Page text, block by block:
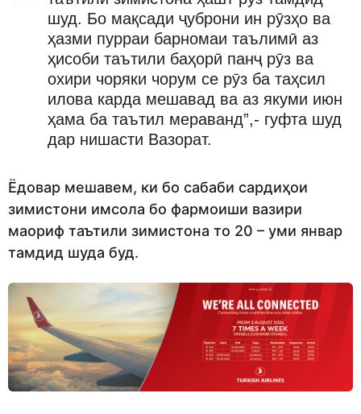
шуд. Бо мақсади ҷуброни ин рӯзҳо ва
ҳазми пурраи барномаи таълимӣ аз
ҳисоби таътили баҳорӣ панҷ рӯз ва
охири чоряки чорум се рӯз ба таҳсил
илова карда мешавад ва аз якуми июн
ҳама ба таътил мераванд”,- гуфта шуд
дар нишасти Вазорат.
Ёдовар мешавем, ки бо сабаби сардиҳои
зимистони имсола бо фармоиши вазири
маориф таътили зимистона то 20 – уми январ
тамдид шуда буд.